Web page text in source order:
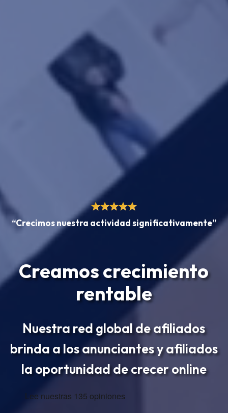
“Crecimos nuestra actividad significativamente”
Creamos crecimiento
rentable
Nuestra red global de afiliados
brinda a los anunciantes y afiliados
la oportunidad de crecer online